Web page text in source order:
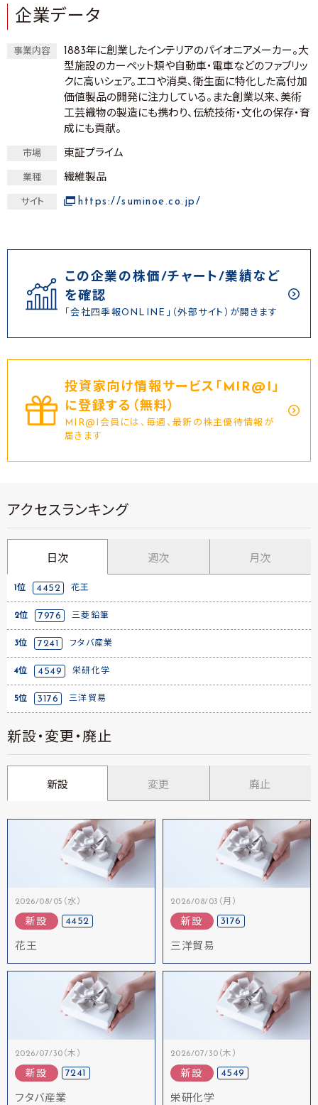
企業データ
事業内容
1883年に創業したインテリアのパイオニアメーカー。大
型施設のカーペット類や自動車・電車などのファブリッ
クに高いシェア。エコや消臭、衛生面に特化した高付加
価値製品の開発に注力している。また創業以来、美術
工芸織物の製造にも携わり、伝統技術・文化の保存・育
成にも貢献。
市場 東証プライム
業種 繊維製品
サイト https://suminoe.co.jp/
この企業の株価/チャート/業績など
を確認
「会社四季報ONLINE」（外部サイト）が開きます
投資家向け情報サービス｢MIR@I｣
に登録する（無料）
MIR@I会員には、毎週、最新の株主優待情報が
届きます
アクセスランキング
日次 週次 月次
1位 4452 花王
2位 7976 三菱鉛筆
3位 7241 フタバ産業
4位 4549 栄研化学
5位 3176 三洋貿易
新設・変更・廃止
新設 変更 廃止
2026/08/05（水）
新設 4452
花王
2026/08/03（月）
新設 3176
三洋貿易
2026/07/30（木）
新設 7241
フタバ産業
2026/07/30（木）
新設 4549
栄研化学